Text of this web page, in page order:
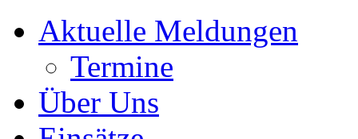
Aktuelle Meldungen
Termine
Über Uns